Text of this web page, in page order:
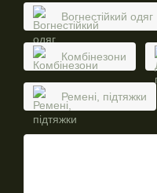
Вогнестійкий одяг
Комбінезони
Ремені, підтяжки